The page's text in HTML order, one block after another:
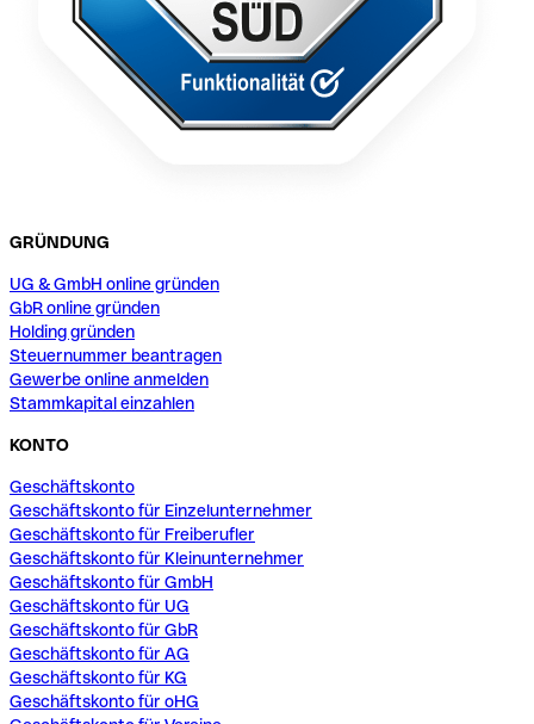
GRÜNDUNG
UG & GmbH online gründen
GbR online gründen
Holding gründen
Steuernummer beantragen
Gewerbe online anmelden
Stammkapital einzahlen
KONTO
Geschäftskonto
Geschäftskonto für Einzelunternehmer
Geschäftskonto für Freiberufler
Geschäftskonto für Kleinunternehmer
Geschäftskonto für GmbH
Geschäftskonto für UG
Geschäftskonto für GbR
Geschäftskonto für AG
Geschäftskonto für KG
Geschäftskonto für oHG